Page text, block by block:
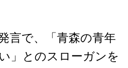
言で、「青森の青年
」とのスローガンを